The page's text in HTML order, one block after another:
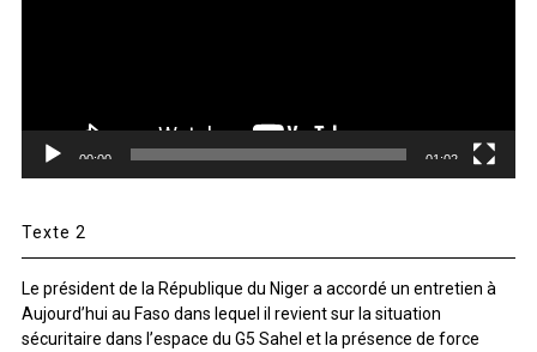
00:00 01:02
Texte 2
Le président de la République du Niger a accordé un entretien à
Aujourd’hui au Faso dans lequel il revient sur la situation
sécuritaire dans l’espace du G5 Sahel et la présence de force